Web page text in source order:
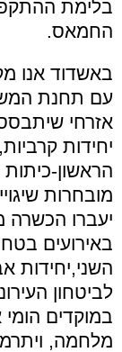
בלימת
החמאס.
באשדוד אנו
עם תחנת
אזרחי
יחידות קרביות,
הראשון-כיתות
מובחרות
יעברו הכשרה
באירועים
השני,יחידות
לביטחון
במוקדים
מלחמה,